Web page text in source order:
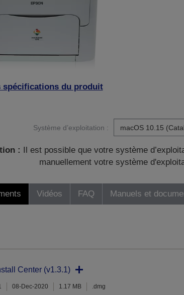
spécifications du produit
Système d’exploitation :
:
Il est possible que votre système
manuellement votre système
Vidéos FAQ Manuels et
Center (v1.3.1)
08-Dec-2020 1.17 MB .dmg